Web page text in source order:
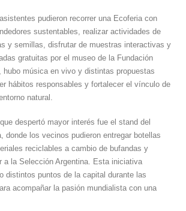
pudieron recorrer una Ecoferia con
sustentables, realizar actividades de
y semillas, disfrutar de muestras interactivas y
gratuitas por el museo de la Fundación
hubo música en vivo y distintas propuestas
hábitos responsables y fortalecer el vínculo de
natural.
despertó mayor interés fue el stand del
donde los vecinos pudieron entregar botellas
reciclables a cambio de bufandas y
a la Selección Argentina. Esta iniciativa
distintos puntos de la capital durante las
acompañar la pasión mundialista con una